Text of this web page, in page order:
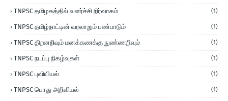
TNPSC தமிழகத்தில் வளர்ச்சி நிர்வாகம் (1)
TNPSC தமிழ்நாட்டின் வரலாறும் பண்பாடும் (1)
TNPSC திறனறிவும் மனக்கணக்கு நுண்ணறிவும் (1)
TNPSC நடப்பு நிகழ்வுகள் (1)
TNPSC புவியியல் (1)
TNPSC பொது அறிவியல் (1)